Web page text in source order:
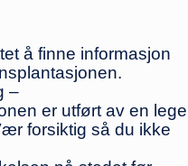
å finne informasjon
–
er utført av en lege
forsiktig så du ikke